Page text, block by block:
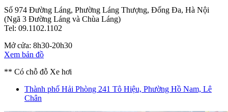
Số 974 Đường Láng, Phường Láng Thượng, Đống Đa, Hà Nội
(Ngã 3 Đường Láng và Chùa Láng)
Tel: 09.1102.1102
Mở cửa: 8h30-20h30
Xem bản đồ
** Có chỗ đỗ Xe hơi
Thành phố Hải Phòng 241 Tô Hiệu, Phường Hồ Nam, Lê
Chân